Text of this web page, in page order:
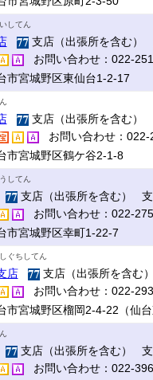
してん
支店（出張所を含む）
お問い合わせ：022-
市宮城野区東仙台1-2-17
支店（出張所を含む）
お問い合わせ：
市宮城野区鶴ケ谷2-1-8
してん
支店（出張所を含む） 支
お問い合わせ：022-
市宮城野区幸町1-22-7
ぐちしてん
店
支店（出張所を含む
お問い合わせ：022-
市宮城野区榴岡2-4-22（仙台
支店（出張所を含む） 支
お問い合わせ：022-